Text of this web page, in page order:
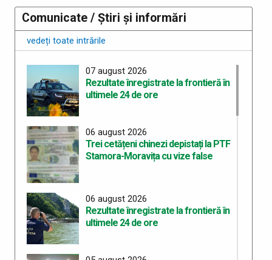
Comunicate / Știri și informări
vedeți toate intrările
07 august 2026
Rezultate înregistrate la frontieră în
ultimele 24 de ore
06 august 2026
Trei cetățeni chinezi depistați la PTF
Stamora-Moravița cu vize false
06 august 2026
Rezultate înregistrate la frontieră în
ultimele 24 de ore